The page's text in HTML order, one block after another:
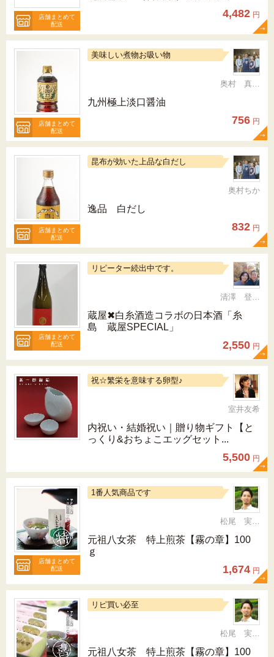
店舗まとめて
配送
4,482 円
店舗まとめて
配送
美味しい煮物お吸い物
奥村 真（ちか）
九州極上淡口醤油
756 円
店舗まとめて
配送
昆布が効いた上品な白だし
奥村ちか
逸品 白だし
832 円
店舗まとめて
配送
リピーター続出中です。
清澤 登希子
蔵屋✖白糸酒造コラボの日本酒「糸
島 蔵屋SPECIAL」
2,550 円
祝☆繁栄を意味する卵型♪
室井友希
内祝い・結婚祝い｜贈り物ギフト【と
っくり&おちょこエッグセット...
5,500 円
店舗まとめて
配送
1番人気商品です
松尾 実 （三十五代目、日本茶インストラクター）
元祖八女茶 特上煎茶【霧の章】100
ｇ
1,674 円
リピ買い必至
松尾 実 （三十五代目、日本茶インストラクター）
元祖八女茶 特上煎茶【霧の章】100